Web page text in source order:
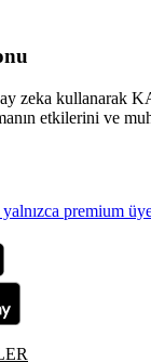
zeka kullanarak
etkilerini ve
premium